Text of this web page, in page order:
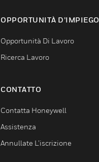
OPPORTUNITÀ D’IMPIEGO
Opportunità Di Lavoro
Ricerca Lavoro
CONTATTO
Contatta Honeywell
Assistenza
Annullate L’iscrizione